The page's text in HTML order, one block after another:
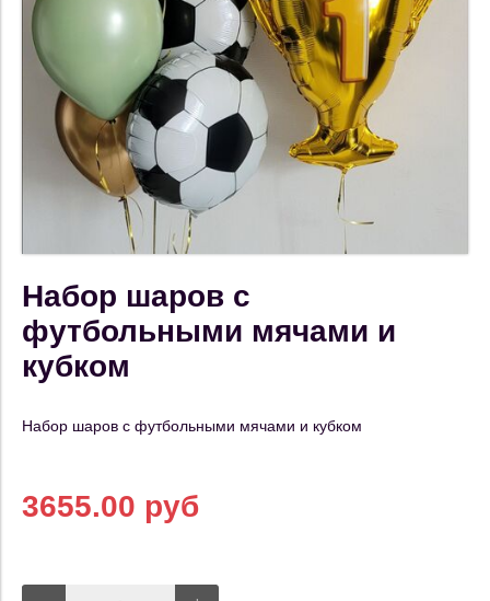
Набор шаров с
футбольными мячами и
кубком
Набор шаров с футбольными мячами и кубком
3655.00 руб